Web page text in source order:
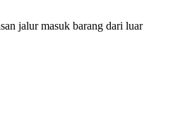
jalur masuk barang dari luar